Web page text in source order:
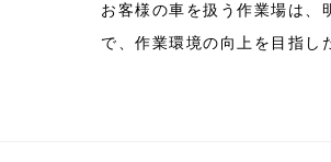
お客様の車を扱う作業場は、
で、作業環境の向上を目指し